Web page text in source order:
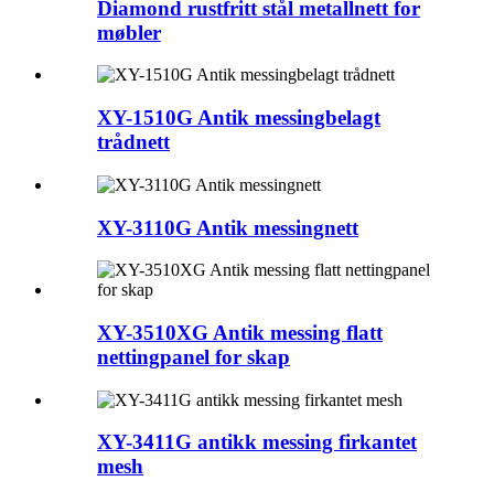
Diamond rustfritt stål metallnett for
møbler
XY-1510G Antik messingbelagt
trådnett
XY-3110G Antik messingnett
XY-3510XG Antik messing flatt
nettingpanel for skap
XY-3411G antikk messing firkantet
mesh